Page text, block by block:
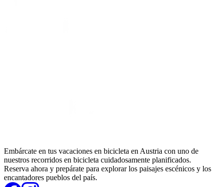
Embárcate en tus vacaciones en bicicleta en Austria con uno de
nuestros recorridos en bicicleta cuidadosamente planificados.
Reserva ahora y prepárate para explorar los paisajes escénicos y los
encantadores pueblos del país.